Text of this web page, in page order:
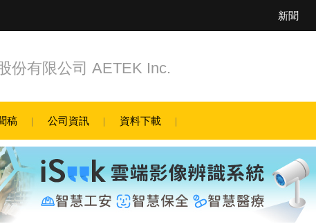
新聞
份有限公司 AETEK Inc.
稿 公司資訊 資料下載